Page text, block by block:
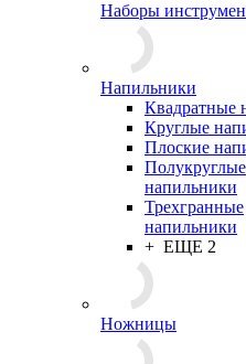
Наборы
Напильники
Квадратные
Круглые
Плоские
Полукруглые
напильники
Трехгранные
напильники
+ ЕЩЕ 2
Ножницы